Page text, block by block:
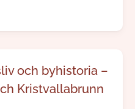
och byhistoria –
Kristvallabrunn